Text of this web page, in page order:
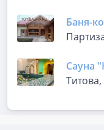
Баня-
Сауна